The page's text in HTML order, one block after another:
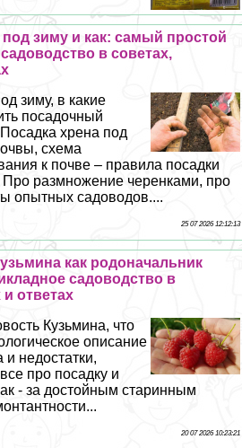
под зиму и как: самый простой
в советах,
зиму, в какие
посадочный
хрена под
схема
к почве – правила посадки
Про размножение черенками, про
опытных садоводов....
25 07 2026 12:12:13
как родоначальник
садоводство в
ответах
Кузьмина, что
описание
и недостатки,
про посадку и
- за достойным старинным
20 07 2026 10:23:21